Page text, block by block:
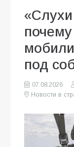
под
07.08.2026
Новости в